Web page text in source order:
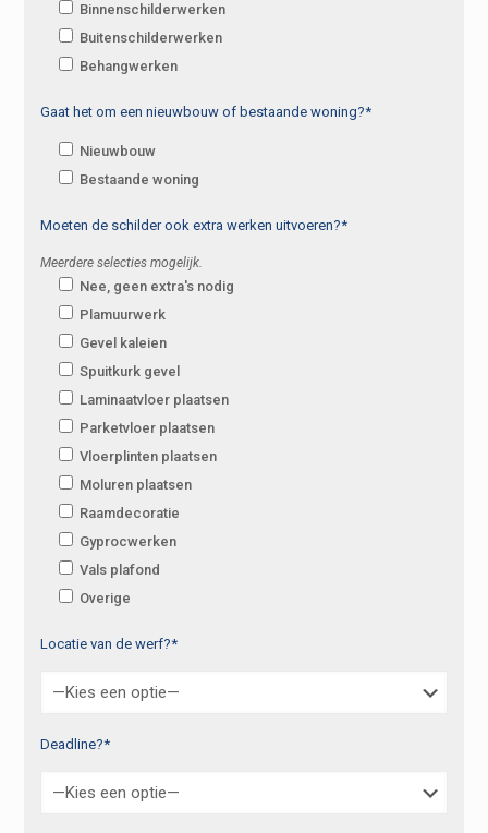
Binnenschilderwerken
Buitenschilderwerken
Behangwerken
Gaat het om een nieuwbouw of bestaande woning?*
Nieuwbouw
Bestaande woning
Moeten de schilder ook extra werken uitvoeren?*
Meerdere selecties mogelijk.
Nee, geen extra's nodig
Plamuurwerk
Gevel kaleien
Spuitkurk gevel
Laminaatvloer plaatsen
Parketvloer plaatsen
Vloerplinten plaatsen
Moluren plaatsen
Raamdecoratie
Gyprocwerken
Vals plafond
Overige
Locatie van de werf?*
Deadline?*